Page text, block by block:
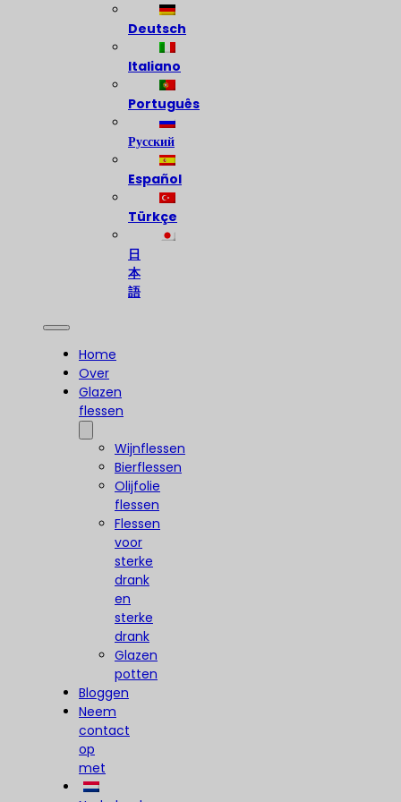
Deutsch
Italiano
Português
Русский
Español
Türkçe
日
本
語
Home
Over
Glazen
flessen
Wijnflessen
Bierflessen
Olijfolie
flessen
Flessen
voor
sterke
drank
en
sterke
drank
Glazen
potten
Bloggen
Neem
contact
op
met